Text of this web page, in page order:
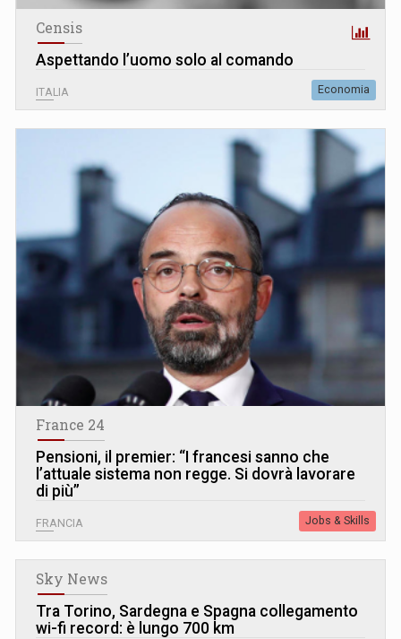
Censis
Aspettando l’uomo solo al comando
ITALIA Economia
France 24
Pensioni, il premier: “I francesi sanno che
l’attuale sistema non regge. Si dovrà lavorare
di più”
FRANCIA Jobs & Skills
Sky News
Tra Torino, Sardegna e Spagna collegamento
wi-fi record: è lungo 700 km